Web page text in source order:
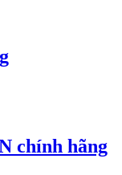
chính hãng